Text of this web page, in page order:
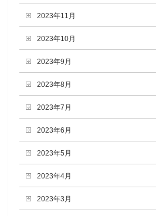
2023年11月
2023年10月
2023年9月
2023年8月
2023年7月
2023年6月
2023年5月
2023年4月
2023年3月